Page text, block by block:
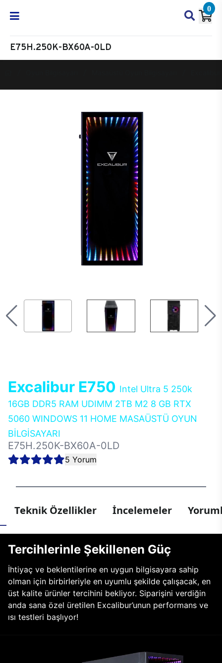
0
E75H.250K-BX60A-0LD
Excalibur E750 Intel Ultra 5 250k
16GB DDR5 RAM UDIMM 2TB M2 8 GB RTX
5060 WINDOWS 11 HOME MASAÜSTÜ OYUN
BİLGİSAYARI
E75H.250K-BX60A-0LD
5 Yorum
Teknik Özellikler İncelemeler
Tercihlerinle Şekillenen Güç
İhtiyaç ve beklentilerine en uygun bilgisayara sahip
olman için birbirleriyle en uyumlu şekilde çalışacak, en
üst kalite ürünler tercihini bekliyor. Siparişini verdiğin
anda sana özel üretilen Excalibur’unun performans ve
ısı testleri başlıyor!